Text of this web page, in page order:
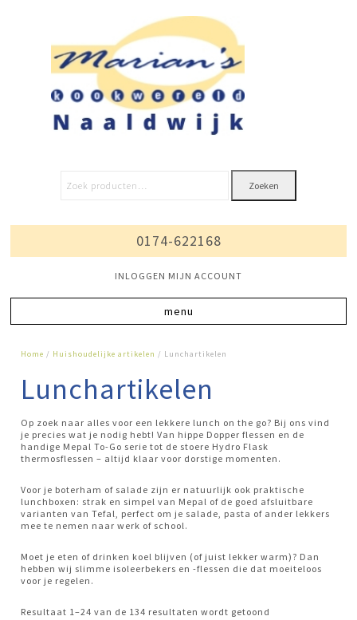
Zoeken
0174-622168
INLOGGEN MIJN ACCOUNT
Home / Huishoudelijke artikelen / Lunchartikelen
Lunchartikelen
Op zoek naar alles voor een lekkere lunch on the go? Bij ons vind
je precies wat je nodig hebt! Van hippe Dopper flessen en de
handige Mepal To-Go serie tot de stoere Hydro Flask
thermosflessen – altijd klaar voor dorstige momenten.
Voor je boterham of salade zijn er natuurlijk ook praktische
lunchboxen: strak en simpel van Mepal of de goed afsluitbare
varianten van Tefal, perfect om je salade, pasta of ander lekkers
mee te nemen naar werk of school.
Moet je eten of drinken koel blijven (of juist lekker warm)? Dan
hebben wij slimme isoleerbekers en -flessen die dat moeiteloos
voor je regelen.
Resultaat 1–24 van de 134 resultaten wordt getoond